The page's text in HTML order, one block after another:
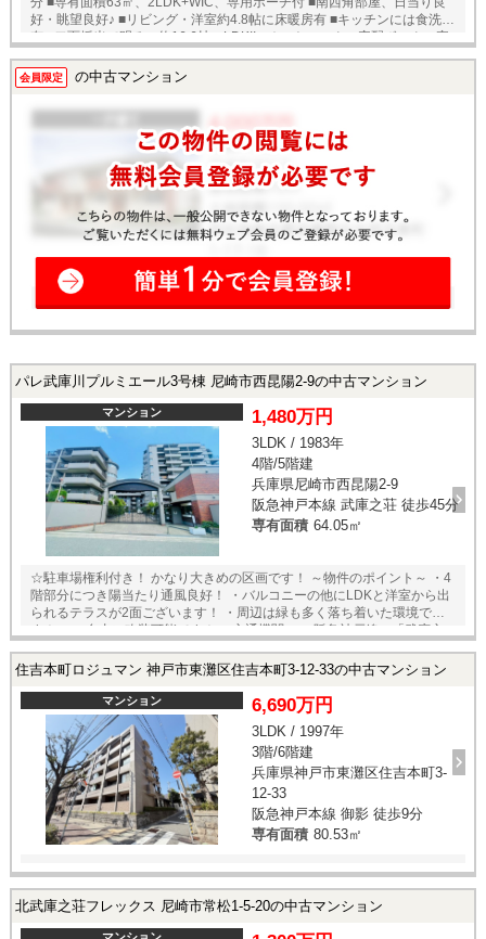
好・眺望良好♪ ■リビング・洋室約4.8帖に床暖房有 ■キッチンには食洗機
有 ■二面採光で明るい約16.6帖のLDK!! ■オートロック・宅配ボックス完
話いただくか、もしくは24時間対応可能「内覧予約・お問い合わせ」フ
ォームよりお問い合わせ下さい！業務に精通したスタッフが丁寧に対応
致します。ご来店が困難な場合は、ご希望場所でのお待ち合わせも可能
会員限定 の中古マンション
パレ武庫川プルミエール3号棟 尼崎市西昆陽2-9の中古マンション
マンション 1,480万円
3LDK / 1983年
4階/5階建
兵庫県尼崎市西昆陽2-9
阪急神戸本線 武庫之荘 徒歩45分
専有面積 64.05㎡
☆駐車場権利付き！ かなり大きめの区画です！ ～物件のポイント～ ・4
階部分につき陽当たり通風良好！ ・バルコニーの他にLDKと洋室から出
られるテラスが2面ございます！ ・周辺は緑も多く落ち着いた環境で
す！ ・ご自由に改装可能です！ ＜交通機関＞ ・阪急神戸線 「武庫之
◆「イズミヤショッピングセンター昆陽店」 徒歩13分 ◆「セブンイレ
◆「常陽中学校」 徒歩8分 ★室内ゆっくりご内覧頂く事ができますの
で、この機会に是非ご覧下さい。 住宅ローン・資金計画もご相談下さ
い。 また、近隣の物件資料等もご用意しております。 事前予約頂けれ
ば、20時以降の内覧や当社定休日の火曜日・水曜日の内覧も対応致しま
す。
住吉本町ロジュマン 神戸市東灘区住吉本町3-12-33の中古マンション
マンション 6,690万円
3LDK / 1997年
3階/6階建
兵庫県神戸市東灘区住吉本町3-
12-33
阪急神戸本線 御影 徒歩9分
専有面積 80.53㎡
北武庫之荘フレックス 尼崎市常松1-5-20の中古マンション